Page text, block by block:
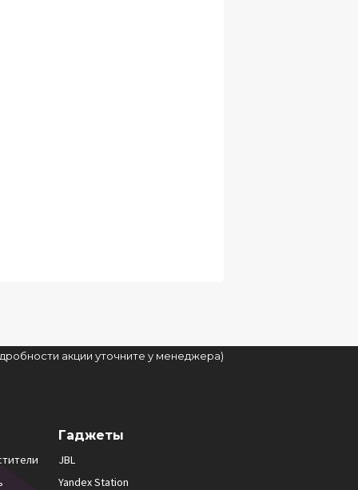
акции уточните у менеджера)
Гаджеты
JBL
Yandex Station